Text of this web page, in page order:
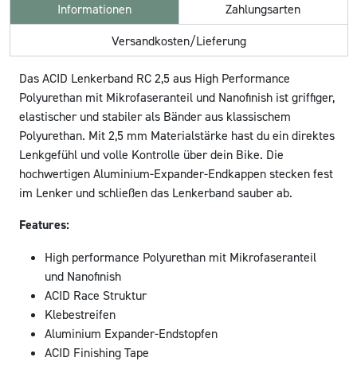
Informationen
Zahlungsarten
Versandkosten/Lieferung
Das ACID Lenkerband RC 2,5 aus High Performance
Polyurethan mit Mikrofaseranteil und Nanofinish ist griffiger,
elastischer und stabiler als Bänder aus klassischem
Polyurethan. Mit 2,5 mm Materialstärke hast du ein direktes
Lenkgefühl und volle Kontrolle über dein Bike. Die
hochwertigen Aluminium-Expander-Endkappen stecken fest
im Lenker und schließen das Lenkerband sauber ab.
Features:
High performance Polyurethan mit Mikrofaseranteil
und Nanofinish
ACID Race Struktur
Klebestreifen
Aluminium Expander-Endstopfen
ACID Finishing Tape